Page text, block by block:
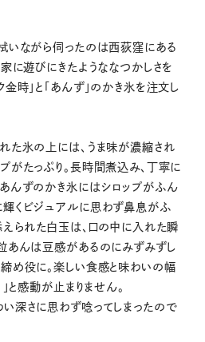
いながら伺ったのは西荻窪にある
家に遊びにきたようななつかしさを
時」と「あんず」のかき氷を注文し
た氷の上には、うま味が濃縮され
がたっぷり。長時間煮込み、丁寧に
んずのかき氷にはシロップがふん
くビジュアルに思わず鼻息がふ
えられた白玉は、口の中に入れた瞬
あんは豆感があるのにみずみずし
め役に。楽しい食感と味わいの幅
」と感動が止まりません。
深さに思わず唸ってしまったので